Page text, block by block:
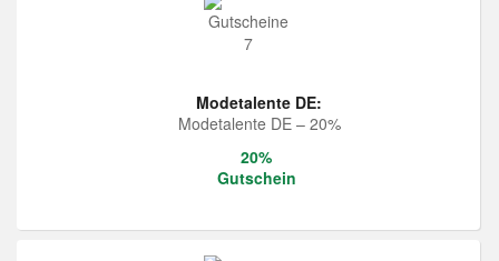
Modetalente DE:
Modetalente DE – 20%
20%
Gutschein